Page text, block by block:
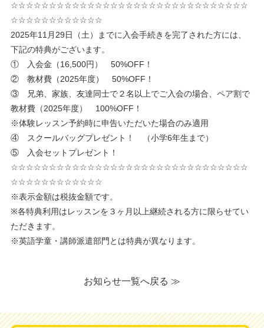
☆☆☆☆☆☆☆☆☆☆☆☆☆☆☆☆☆☆☆☆☆☆☆☆☆☆☆☆☆☆☆
☆☆☆☆☆☆☆☆☆☆☆☆
2025年11月29日（土）までに入会手続きを完了された方には、
下記の特典がございます。
① 入会金（16,500円） 50%OFF！
② 教材費（2025年度） 50%OFF！
③ 兄弟、家族、友達同士で２名以上でご入会の場合、ペア割で
教材費（2025年度） 100%OFF！
※体験レッスン予約時に申告いただいた場合のみ適用
④ スクールバッグプレゼント！ （小学6年生まで）
⑤ 入会セットプレゼント！
☆☆☆☆☆☆☆☆☆☆☆☆☆☆☆☆☆☆☆☆☆☆☆☆☆☆☆☆☆☆☆
☆☆☆☆☆☆☆☆☆☆☆☆
※表示金額は税抜金額です。
※各特典利用はレッスンを３ヶ月以上継続される方に限らせてい
ただきます。
※英語学童・講師派遣部門とは特典が異なります。
お知らせ一覧へ戻る ≫